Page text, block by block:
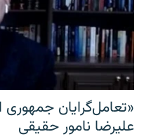
«تعامل‌گرایان
علیرضا نامور حقیقی